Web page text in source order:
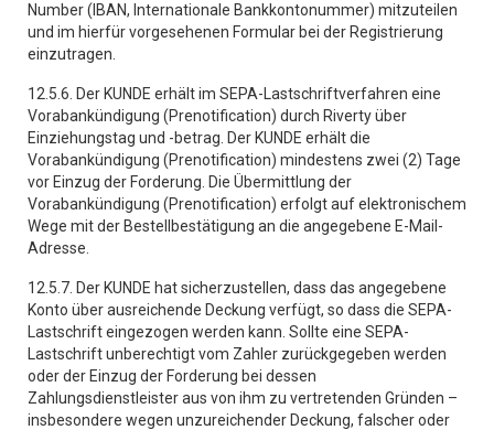
Number (IBAN, Internationale Bankkontonummer) mitzuteilen
und im hierfür vorgesehenen Formular bei der Registrierung
einzutragen.
12.5.6. Der KUNDE erhält im SEPA-Lastschriftverfahren eine
Vorabankündigung (Prenotification) durch Riverty über
Einziehungstag und -betrag. Der KUNDE erhält die
Vorabankündigung (Prenotification) mindestens zwei (2) Tage
vor Einzug der Forderung. Die Übermittlung der
Vorabankündigung (Prenotification) erfolgt auf elektronischem
Wege mit der Bestellbestätigung an die angegebene E-Mail-
Adresse.
12.5.7. Der KUNDE hat sicherzustellen, dass das angegebene
Konto über ausreichende Deckung verfügt, so dass die SEPA-
Lastschrift eingezogen werden kann. Sollte eine SEPA-
Lastschrift unberechtigt vom Zahler zurückgegeben werden
oder der Einzug der Forderung bei dessen
Zahlungsdienstleister aus von ihm zu vertretenden Gründen –
insbesondere wegen unzureichender Deckung, falscher oder